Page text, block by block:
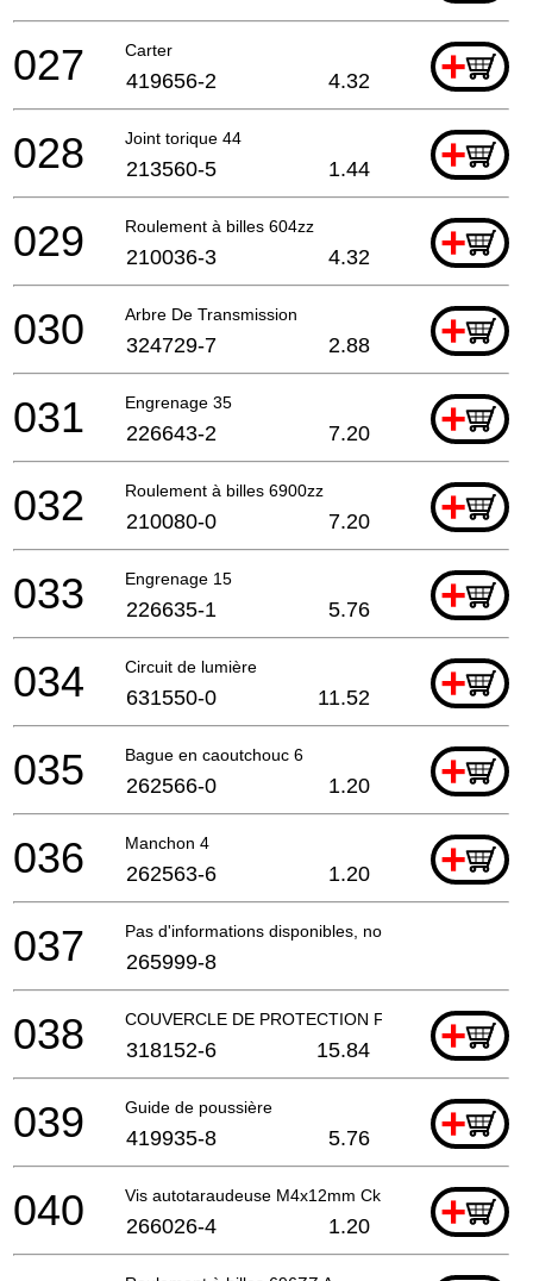
Carter +
027 419656-2 4.32
Joint torique 44 +
028 213560-5 1.44
Roulement à billes 604zz +
029 210036-3 4.32
Arbre De Transmission +
030 324729-7 2.88
Engrenage 35 +
031 226643-2 7.20
Roulement à billes 6900zz +
032 210080-0 7.20
Engrenage 15 +
033 226635-1 5.76
Circuit de lumière +
034 631550-0 11.52
Bague en caoutchouc 6 +
035 262566-0 1.20
Manchon 4 +
036 262563-6 1.20
Pas d'informations disponibles, non commandable
037 265999-8
COUVERCLE DE PROTECTION FIXE +
038 318152-6 15.84
Guide de poussière +
039 419935-8 5.76
Vis autotaraudeuse M4x12mm Ck +
040 266026-4 1.20